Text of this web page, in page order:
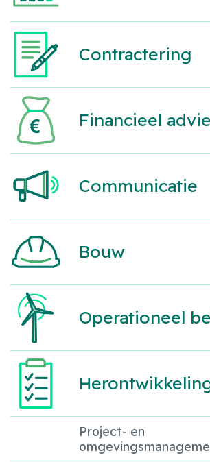
Contractering
Financieel
Communicatie
Bouw
Operationeel
Project- en